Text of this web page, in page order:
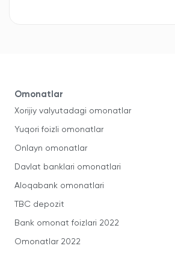
Omonatlar
Xorijiy valyutadagi omonatlar
Yuqori foizli omonatlar
Onlayn omonatlar
Davlat banklari omonatlari
Aloqabank omonatlari
TBC depozit
Bank omonat foizlari 2022
Omonatlar 2022